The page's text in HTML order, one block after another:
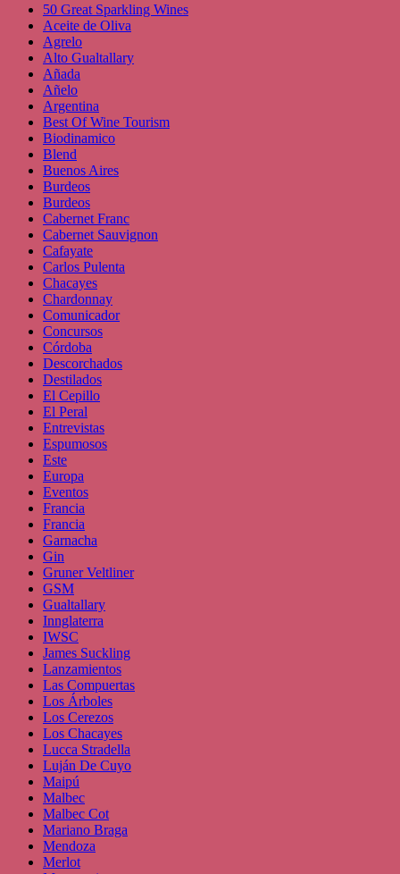
50 Great Sparkling Wines
Aceite de Oliva
Agrelo
Alto Gualtallary
Añada
Añelo
Argentina
Best Of Wine Tourism
Biodinamico
Blend
Buenos Aires
Burdeos
Burdeos
Cabernet Franc
Cabernet Sauvignon
Cafayate
Carlos Pulenta
Chacayes
Chardonnay
Comunicador
Concursos
Córdoba
Descorchados
Destilados
El Cepillo
El Peral
Entrevistas
Espumosos
Este
Europa
Eventos
Francia
Francia
Garnacha
Gin
Gruner Veltliner
GSM
Gualtallary
Innglaterra
IWSC
James Suckling
Lanzamientos
Las Compuertas
Los Árboles
Los Cerezos
Los Chacayes
Lucca Stradella
Luján De Cuyo
Maipú
Malbec
Malbec Cot
Mariano Braga
Mendoza
Merlot